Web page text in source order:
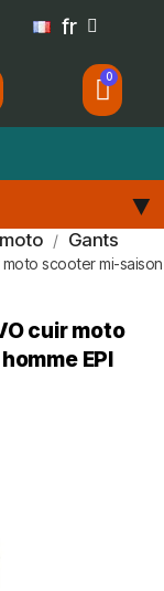
fr
Gants
moto scooter mi-saison
cuir moto
EPI